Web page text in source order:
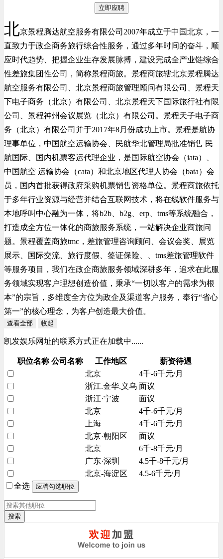
立即应聘
北京景程腾达航空服务有限公司2007年成立于中国北京，一
直致力于政企商务旅行综合性服务，通过多年时间的奋斗，顺
应时代趋势、把握企业生存发展脉搏，建设完成全产业链综合
性差旅集团性公司，简称景程商旅。景程商旅辖北京景程腾达
航空服务有限公司、北京景程商旅管理顾问有限公司、景程天
下电子商务（北京）有限公司、北京景程天下国际旅行社有限
公司、景程神州会议展览（北京）有限公司。景程天子电子商
务（北京）有限公司并于2017年8月份成功上市。景程是航协
理事单位，中国航空运输协会、民航华北管理局批准销售 民
航国际、国内机票客运代理企业，是国际航空协会（iata）、
中国航空 运输协会（cata）和北京地区代理人协会（bata）会
员，国内首批获得政府采购机票销售资格单位。景程商旅依托
于多年行业资源与经营并结合互联网技术，将在线软件服务与
本地呼叫中心融为一体，将b2b、b2g、erp、tms等系统融合，
打造成全方位一体化的商旅服务系统，一站解决企业商旅问
题。景程覆盖商旅tmc，差旅管理咨询顾问、会议会奖、展览
展示、国际交流、旅行度假、签证保险、、tms差旅管理软件
等服务项目，我们在政企商旅服务领域深耕多年，追求在此服
务领域实现客户理想创造价值，秉承“一切以客户的需求为根
本”的宗旨，多维度全方位为政企及渠道客户服务，奉行“省心
第一”的核心理念，为客户创造最大价值。
查看全部 收起
凯发娱乐网址的联系方式正在加载中......
职位名称 公司名称 工作地区
薪资待遇
北京
4千-6千元/月
浙江.金华.义乌 面议
浙江·宁波
面议
北京
4千-6千元/月
上海
4千-6千元/月
北京·朝阳区
面议
北京
6千-8千元/月
广东·深圳
4.5千-8千元/月
北京-海淀区
4.5-6千元/月
全选
搜索